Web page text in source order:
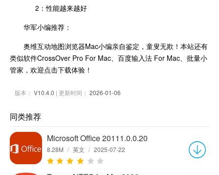
2：性能越来越好
华军小编推荐：
奥维互动地图浏览器Mac小编亲自鉴定，童叟无欺！本站还有
类似软件CrossOver Pro For Mac、百度输入法 For Mac、批量小
管家，欢迎点击下载体验！
版本： V10.4.0 | 更新时间： 2026-01-06
同类推荐
Microsoft Office 20111.0.0.20
8.28M / 英文 / 2025-07-22